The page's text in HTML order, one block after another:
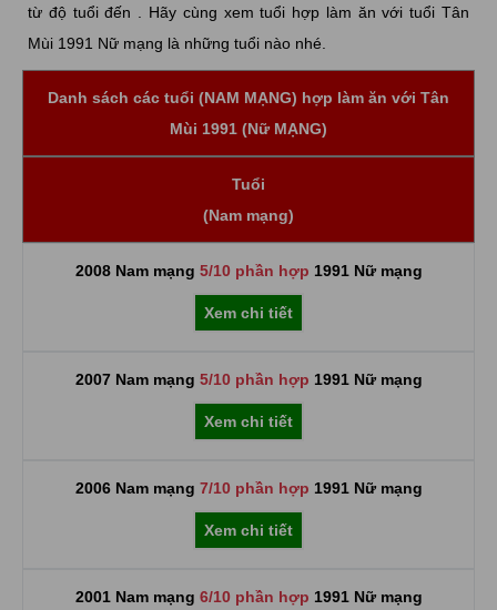
từ độ tuổi đến . Hãy cùng xem tuổi hợp làm ăn với tuổi Tân
Mùi 1991 Nữ mạng là những tuổi nào nhé.
Danh sách các tuổi (NAM MẠNG) hợp làm ăn với Tân
Mùi 1991 (Nữ MẠNG)
Tuổi
(Nam mạng)
2008 Nam mạng 5/10 phần hợp 1991 Nữ mạng
Xem chi tiết
2007 Nam mạng 5/10 phần hợp 1991 Nữ mạng
Xem chi tiết
2006 Nam mạng 7/10 phần hợp 1991 Nữ mạng
Xem chi tiết
2001 Nam mạng 6/10 phần hợp 1991 Nữ mạng